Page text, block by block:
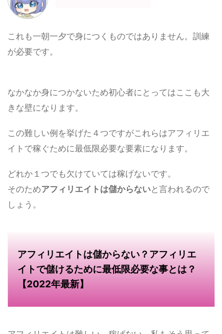
これも一朝一夕で身につくものではありません。訓練
が必要です。
なかなか身につかないため初心者にとってはここも大
きな壁になります。
この難しい例を挙げた４つですがこれらはアフィリエ
イトで稼ぐために最低限必要な要素になります。
どれか１つでも欠けていては稼げないです。
そのためアフィリエイトは儲からないと言われるので
しょう。
アフィリエイトは儲からない？アフィリエ
イトで儲けるために最低限必要な事とは？
【2022年最新】